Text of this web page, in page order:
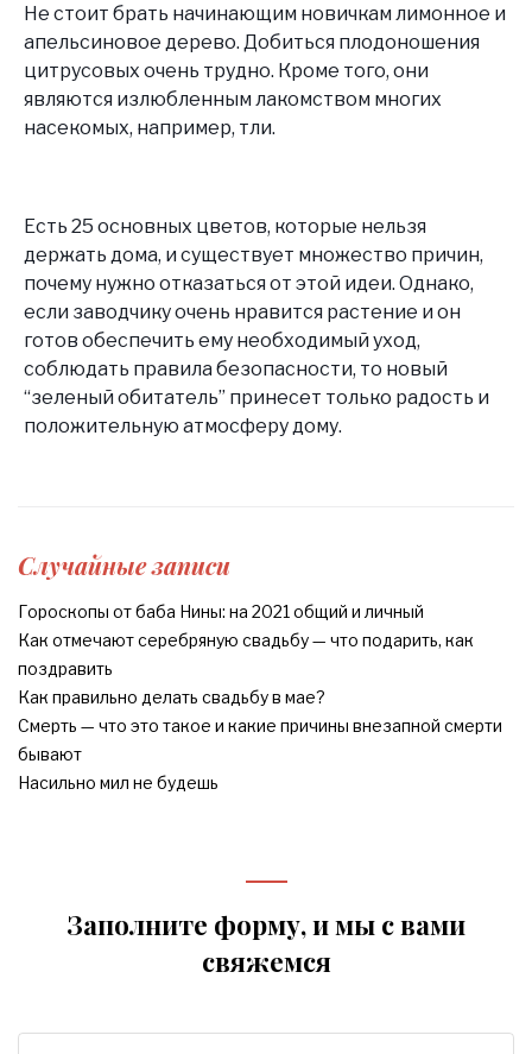
Не стоит брать начинающим новичкам лимонное и
апельсиновое дерево. Добиться плодоношения
цитрусовых очень трудно. Кроме того, они
являются излюбленным лакомством многих
Есть 25 основных цветов, которые нельзя
держать дома, и существует множество причин,
почему нужно отказаться от этой идеи. Однако,
если заводчику очень нравится растение и он
готов обеспечить ему необходимый уход,
соблюдать правила безопасности, то новый
“зеленый обитатель” принесет только радость и
Случайные записи
Гороскопы от баба Нины: на 2021 общий и личный
поздравить
Как правильно делать свадьбу в мае?
Смерть — что это такое и какие причины внезапной смерти
бывают
Заполните форму, и мы с вами
свяжемся